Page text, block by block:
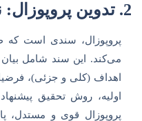
2. تدوین پروپوزال: نقشه راه تحقیق
پروپوزال، سندی است
می‌کند. این سند شامل
اهداف (کلی و جزئی)،
اولیه، روش تحقیق
پروپوزال قوی و مستدل،